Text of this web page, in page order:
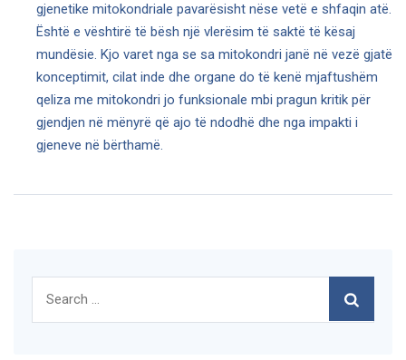
gjenetike mitokondriale pavarësisht nëse vetë e shfaqin atë.
Është e vështirë të bësh një vlerësim të saktë të kësaj
mundësie. Kjo varet nga se sa mitokondri janë në vezë gjatë
konceptimit, cilat inde dhe organe do të kenë mjaftushëm
qeliza me mitokondri jo funksionale mbi pragun kritik për
gjendjen në mënyrë që ajo të ndodhë dhe nga impakti i
gjeneve në bërthamë.